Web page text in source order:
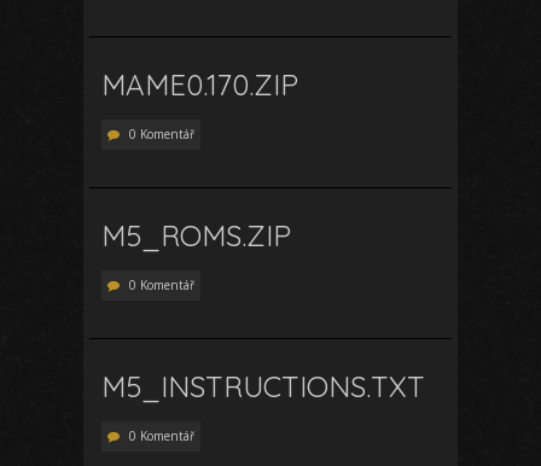
MAME0.170.ZIP
0 Komentář
M5_ROMS.ZIP
0 Komentář
M5_INSTRUCTIONS.TXT
0 Komentář